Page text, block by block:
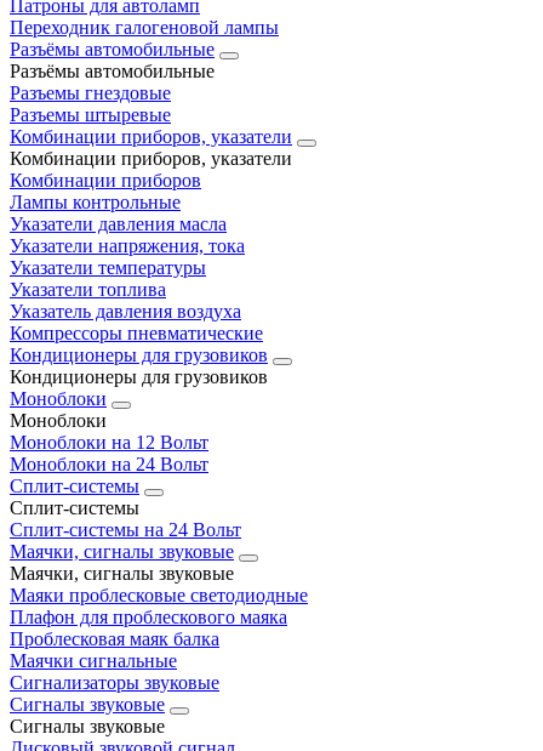
Патроны для автоламп
Переходник галогеновой лампы
Разъёмы автомобильные
Разъёмы автомобильные
Разъемы гнездовые
Разъемы штыревые
Комбинации приборов, указатели
Комбинации приборов, указатели
Комбинации приборов
Лампы контрольные
Указатели давления масла
Указатели напряжения, тока
Указатели температуры
Указатели топлива
Указатель давления воздуха
Компрессоры пневматические
Кондиционеры для грузовиков
Кондиционеры для грузовиков
Моноблоки
Моноблоки
Моноблоки на 12 Вольт
Моноблоки на 24 Вольт
Сплит-системы
Сплит-системы
Сплит‑системы на 24 Вольт
Маячки, сигналы звуковые
Маячки, сигналы звуковые
Маяки проблесковые светодиодные
Плафон для проблескового маяка
Проблесковая маяк балка
Маячки сигнальные
Сигнализаторы звуковые
Сигналы звуковые
Сигналы звуковые